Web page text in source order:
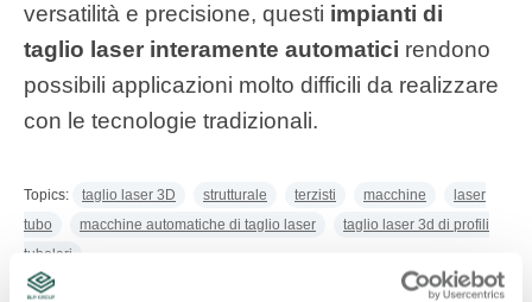
versatilità e precisione, questi impianti di
taglio laser interamente automatici rendono
possibili applicazioni molto difficili da realizzare
con le tecnologie tradizionali.
Topics: taglio laser 3D strutturale terzisti macchine
laser
tubo
macchine automatiche di taglio laser
taglio laser 3d di profili
tubolari